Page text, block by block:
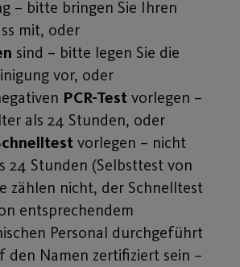
– bitte bringen Sie Ihren
mit, oder
sind – bitte legen Sie die
vor, oder
PCR-Test vorlegen –
als 24 Stunden, oder
vorlegen – nicht
24 Stunden (Selbsttest von
zählen nicht, der Schnelltest
entsprechendem
Personal durchgeführt
den Namen zertifiziert sein –